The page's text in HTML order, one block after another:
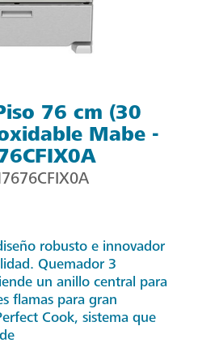
76 cm (30
Mabe -
robusto e innovador
Quemador 3
un anillo central para
flamas para gran
Cook, sistema que